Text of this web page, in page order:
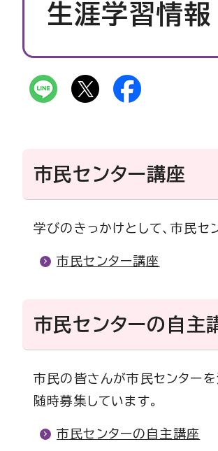
生涯学習情報
市民センター講座
学びのきっかけとして、市民
市民センター講座
市民センターの自主
市民の皆さんが市民センター
随時募集しています。
市民センターの自主講座